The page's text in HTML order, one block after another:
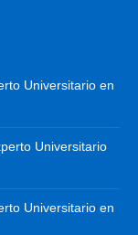
Universitario en
Universitario
Universitario en